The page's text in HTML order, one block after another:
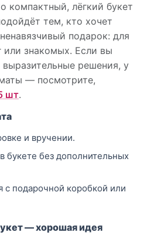
компактный, лёгкий букет
тем, кто хочет
подарок: для
или знакомых. Если вы
решения, у
— посмотрите,
шт.
и вручении.
букете без дополнительных
с подарочной коробкой или
— хорошая идея